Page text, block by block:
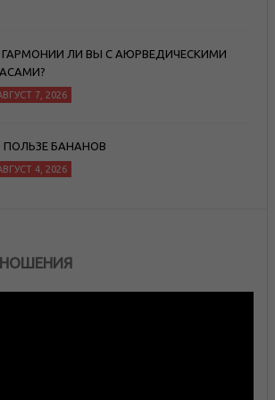
ГАРМОНИИ ЛИ ВЫ С АЮРВЕДИЧЕСКИМИ
7, 2026
ПОЛЬЗЕ БАНАНОВ
4, 2026